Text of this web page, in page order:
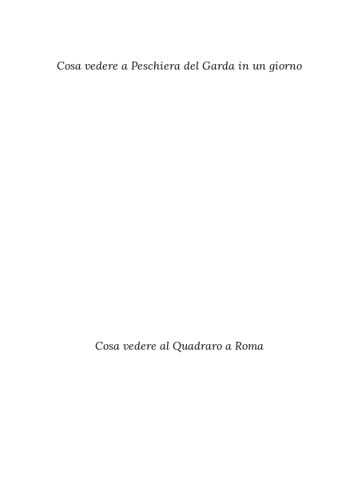
Cosa vedere a Peschiera del Garda in un giorno
Cosa vedere al Quadraro a Roma